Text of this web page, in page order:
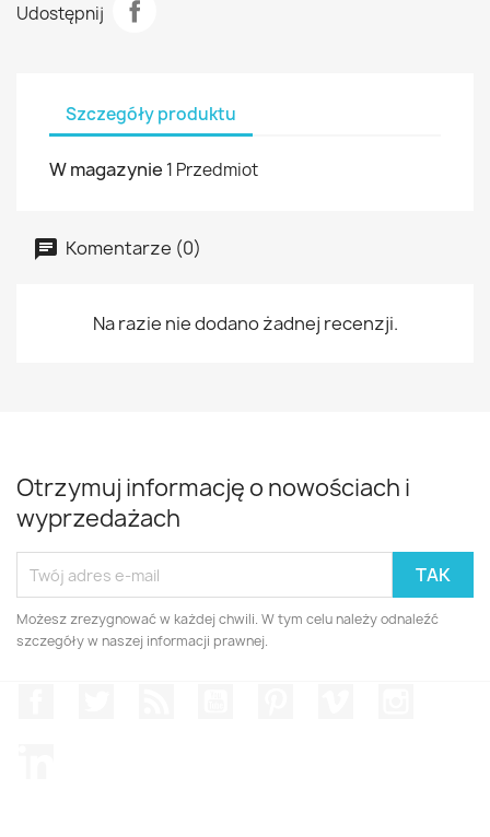
Udostępnij
Szczegóły produktu
W magazynie 1 Przedmiot
Komentarze (0)
Na razie nie dodano żadnej recenzji.
Otrzymuj informację o nowościach i
wyprzedażach
Możesz zrezygnować w każdej chwili. W tym celu należy odnaleźć
szczegóły w naszej informacji prawnej.